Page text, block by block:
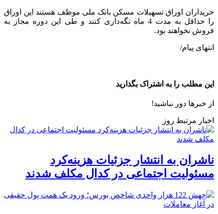
خریداران اوراق تسهیلات مسکن بانک ملی موظف هستند این اوراق
را حداقل به مدت 4 ماه نگه‌داری کنند و طی این دوره مجاز به
فروش نخواهند بود.
انتهای پیام/
این مطلب را به اشتراک بگذارید
از خبرها دور نباشید!
اخبار مرتبط روز
ناشران به انتشار جزئیات هزینه‌کرد
مسئولیت اجتماعی در کدال مکلف شدند